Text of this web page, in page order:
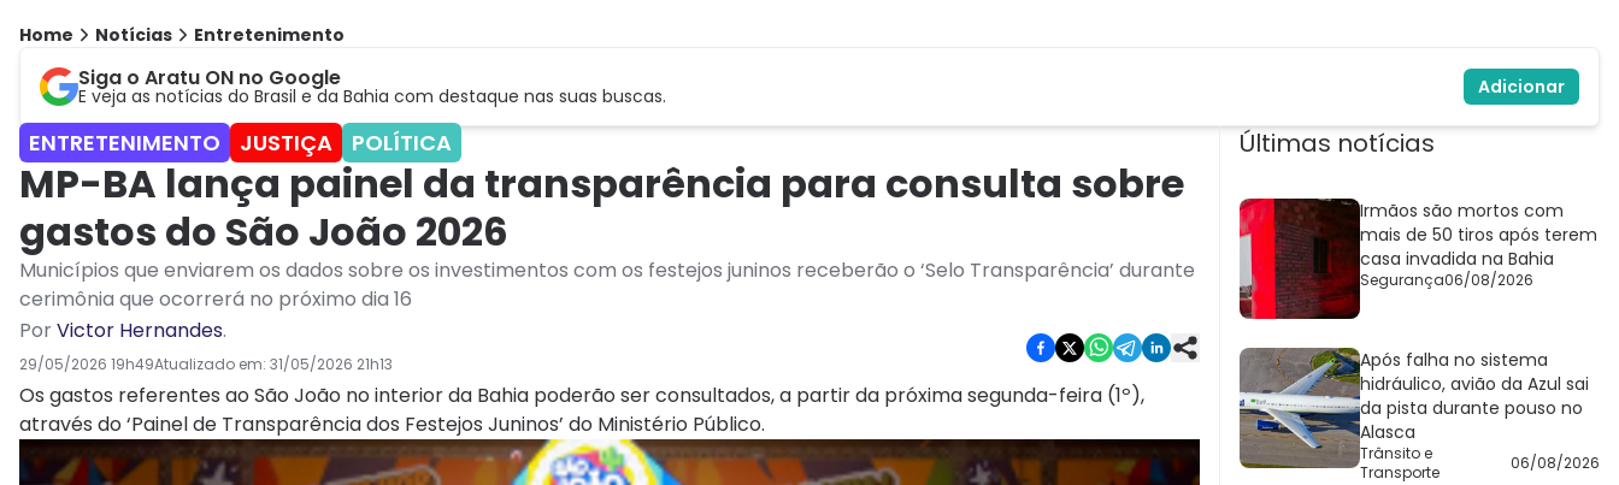
Home Notícias Entretenimento
Siga o Aratu ON no Google
E veja as notícias do Brasil e da Bahia com destaque nas suas buscas. Adicionar
ENTRETENIMENTO JUSTIÇA POLÍTICA
MP-BA lança painel da transparência para consulta sobre
gastos do São João 2026
Municípios que enviarem os dados sobre os investimentos com os festejos juninos receberão o ‘Selo Transparência’ durante
cerimônia que ocorrerá no próximo dia 16
PorVictor Hernandes.
29/05/2026 19h49Atualizado em: 31/05/2026 21h13
Os gastos referentes ao São João no interior da Bahia poderão ser consultados, a partir da próxima segunda-feira (1º),
através do ‘Painel de Transparência dos Festejos Juninos’ do Ministério Público.
Últimas notícias
Irmãos são mortos com
mais de 50 tiros após terem
casa invadida na Bahia
Segurança06/08/2026
Após falha no sistema
hidráulico, avião da Azul sai
da pista durante pouso no
Alasca
Trânsito e
Transporte
06/08/2026